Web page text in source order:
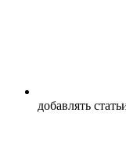
добавлять